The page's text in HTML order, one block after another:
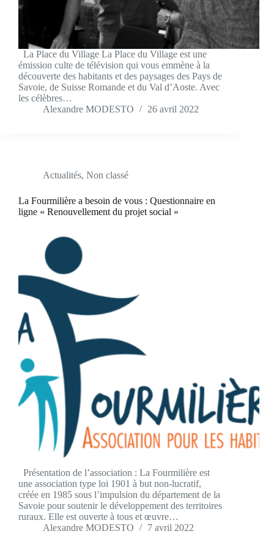
La Place du Village La Place du Village est une
émission culte de télévision qui vous emmène à la
découverte des habitants et des paysages des Pays de
Savoie, de Suisse Romande et du Val d’Aoste. Avec
les célèbres…
Alexandre MODESTO
26 avril 2022
Actualités, Non classé
La Fourmilière a besoin de vous : Questionnaire en
ligne « Renouvellement du projet social »
Présentation de l’association : La Fourmilière est
une association type loi 1901 à but non-lucratif,
créée en 1985 sous l’impulsion du département de la
Savoie pour soutenir le développement des territoires
ruraux. Elle est ouverte à tous et œuvre…
Alexandre MODESTO
7 avril 2022